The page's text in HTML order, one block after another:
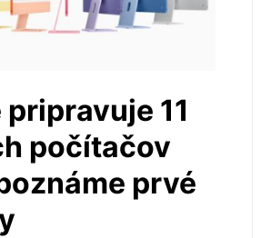
11
počítačov
prvé